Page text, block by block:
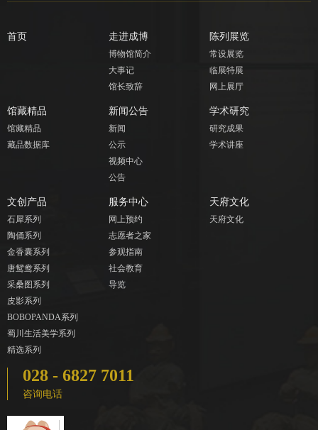
首页 走进成博
博物馆简介
大事记
馆长致辞
陈列展览
常设展览
临展特展
网上展厅
馆藏精品
馆藏精品
藏品数据库
新闻公告
新闻
公示
视频中心
公告
学术研究
研究成果
学术讲座
文创产品
石犀系列
陶俑系列
金香囊系列
唐鸳鸯系列
采桑图系列
皮影系列
BOBOPANDA系列
蜀川生活美学系列
精选系列
服务中心
网上预约
志愿者之家
参观指南
社会教育
导览
天府文化
天府文化
028 - 6827 7011
咨询电话